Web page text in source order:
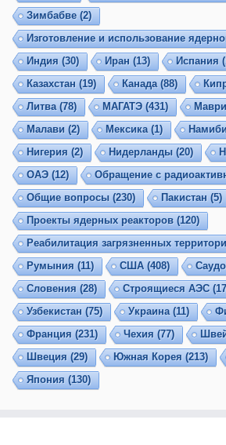
Зимбабве (2)
Изготовление и использование
Индия (30) Иран (13) Испания
Казахстан (19) Канада(88)
Литва(78) МАГАТЭ(431)
Малави (2) Мексика(1)
Нигерия (2) Нидерланды (20)
ОАЭ(12) Обращение с
Общие вопросы (230) Пакистан (5)
Проекты ядерных реакторов (120)
Реабилитация загрязненных
Румыния (11) США (408)
Словения (28) Строящиеся АЭС
Узбекистан (75) Украина(11)
Франция (231) Чехия (77)
Швеция (29) Южная Корея (213)
Япония (130)